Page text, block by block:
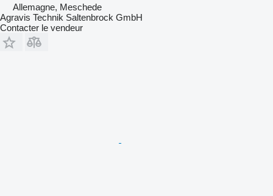
Allemagne, Meschede
Agravis Technik Saltenbrock GmbH
Contacter le vendeur